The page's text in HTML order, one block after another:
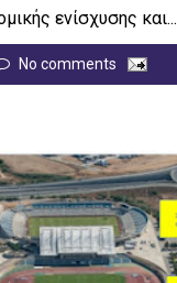
ενίσχυσης και...
No comments